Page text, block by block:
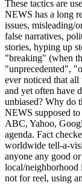
These tactics are
NEWS has a long
issues, misleading/
false narratives,
stories, hyping up
"breaking" (when
"unprecedented",
ever noticed that all
and yet often have
unbiased? Why do
NEWS supposed
ABC, Yahoo,
agenda. Fact
worldwide tell-a-
anyone any good
local/neighborhood
not for reel, using